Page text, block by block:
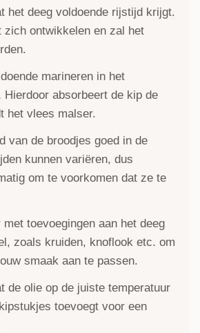
het deeg voldoende rijstijd krijgt.
zich ontwikkelen en zal het
marineren in het
Hierdoor absorbeert de kip de
het vlees malser.
van de broodjes goed in de
kunnen variëren, dus
om te voorkomen dat ze te
toevoegingen aan het deeg
zoals kruiden, knoflook etc. om
smaak aan te passen.
de olie op de juiste temperatuur
toevoegt voor een